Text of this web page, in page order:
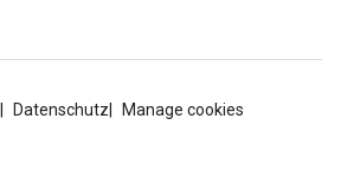
Datenschutz Manage cookies